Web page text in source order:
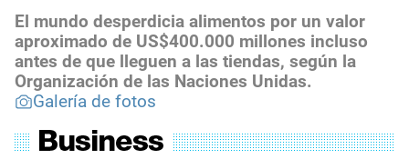
El mundo desperdicia alimentos por un valor
aproximado de US$400.000 millones incluso
antes de que lleguen a las tiendas, según la
Organización de las Naciones Unidas.
Galería de fotos